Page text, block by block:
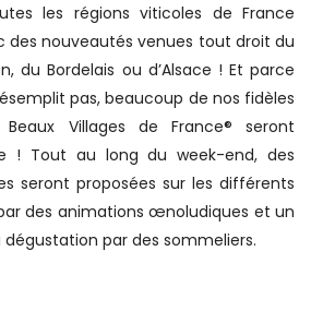
les régions viticoles de France
des nouveautés venues tout droit du
du Bordelais ou d’Alsace ! Et parce
pas, beaucoup de nos fidèles
Villages de France® seront
! Tout au long du week-end, des
seront proposées sur les différents
des animations œnoludiques et un
dégustation par des sommeliers.